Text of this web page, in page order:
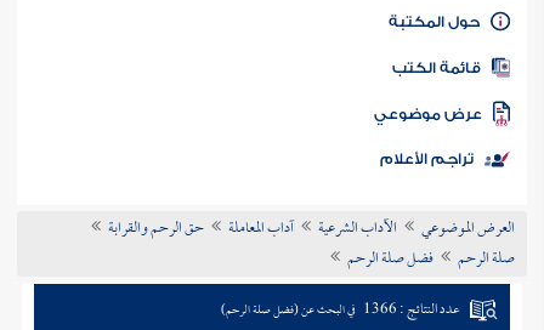
كتاب الأمة
المكتبة
الكتب
موضوعي
تراجم الأعلام
العرض الموضوعي الآداب الشرعية آداب المعاملة
حق الرحم والقرابة
صلة الرحم
فضل صلة الرحم
عدد النتائج : 1366 في البحث عن (فضل صلة الرحم)